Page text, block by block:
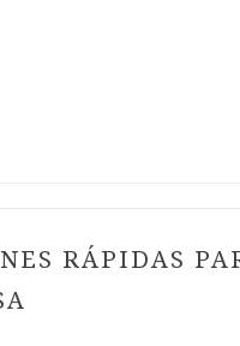
RÁPIDAS